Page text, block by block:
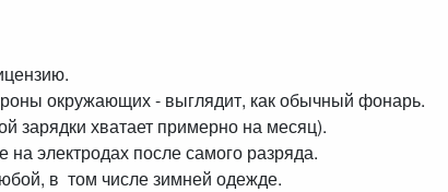
окружающих - выглядит, как обычный фонарь.
зарядки хватает примерно на месяц).
электродах после самого разряда.
в том числе зимней одежде.